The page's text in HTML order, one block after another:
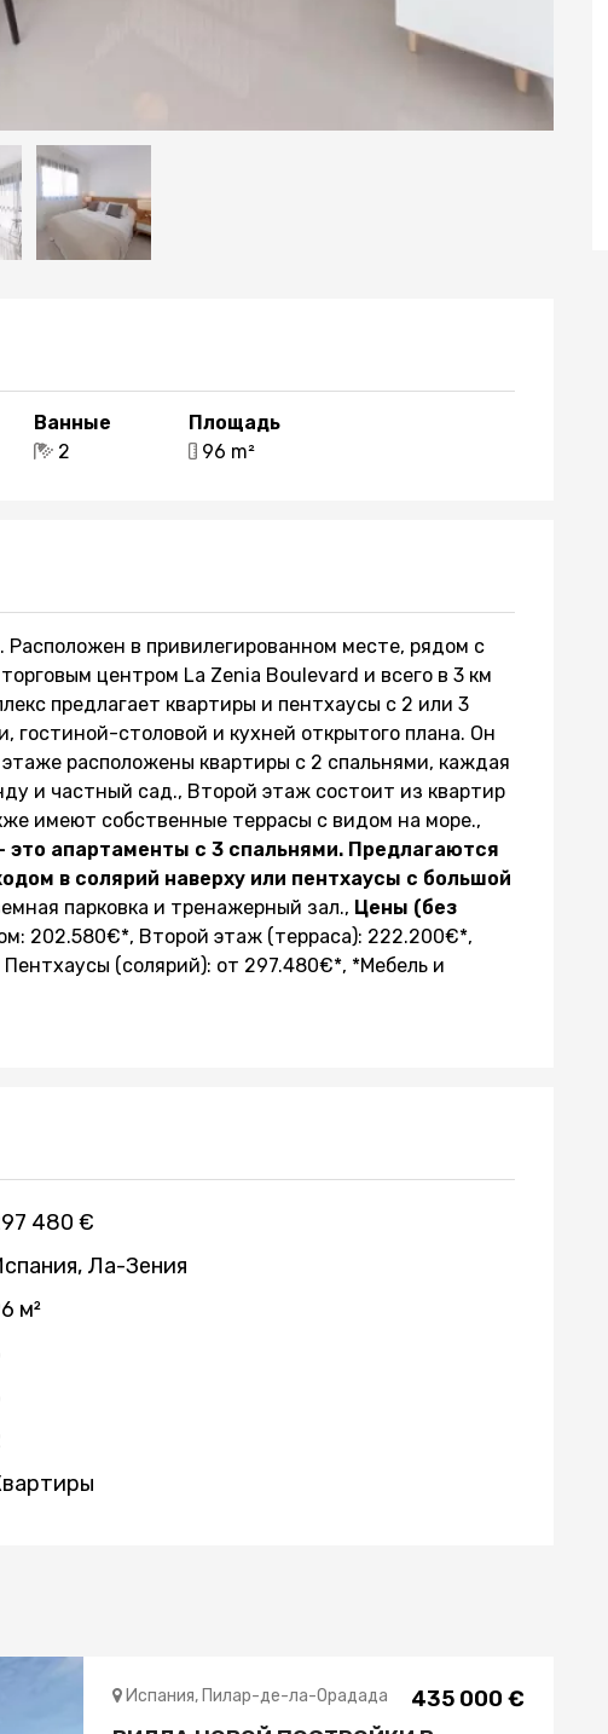
Ванные
2
Площадь
96 m²
Расположен в привилегированном месте, рядом с
центром La Zenia Boulevard и всего в 3 км
предлагает квартиры и пентхаусы с 2 или 3
гостиной-столовой и кухней открытого плана. Он
расположены квартиры с 2 спальнями, каждая
и частный сад., Второй этаж состоит из квартир
имеют собственные террасы с видом на море.,
апартаменты с 3 спальнями. Предлагаются
в солярий наверху или пентхаусы с большой
парковка и тренажерный зал., Цены (без
202.580€*, Второй этаж (терраса): 222.200€*,
(солярий): от 297.480€*, *Мебель и
480 €
Ла-Зения
м²
435 000 €
Испания, Пилар-де-ла-Орадада